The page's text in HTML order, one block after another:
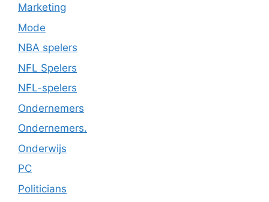
Marketing
Mode
NBA spelers
NFL Spelers
NFL-spelers
Ondernemers
Ondernemers.
Onderwijs
PC
Politicians